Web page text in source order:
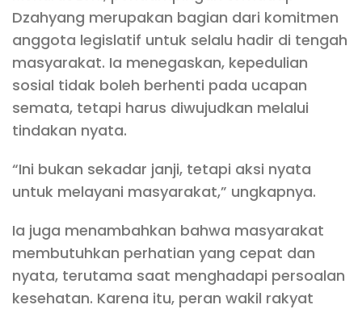
Dzahyang merupakan bagian dari komitmen
anggota legislatif untuk selalu hadir di tengah
masyarakat. Ia menegaskan, kepedulian
sosial tidak boleh berhenti pada ucapan
semata, tetapi harus diwujudkan melalui
tindakan nyata.
“Ini bukan sekadar janji, tetapi aksi nyata
untuk melayani masyarakat,” ungkapnya.
Ia juga menambahkan bahwa masyarakat
membutuhkan perhatian yang cepat dan
nyata, terutama saat menghadapi persoalan
kesehatan. Karena itu, peran wakil rakyat